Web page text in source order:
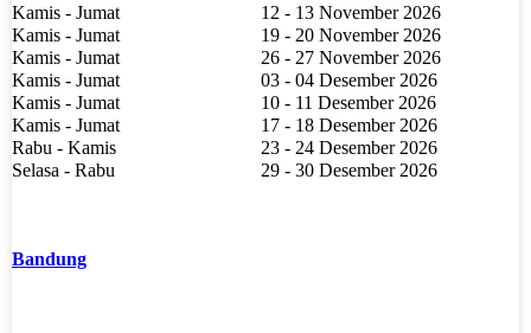
Kamis - Jumat
12 - 13 November 2026
Kamis - Jumat
19 - 20 November 2026
Kamis - Jumat
26 - 27 November 2026
Kamis - Jumat
03 - 04 Desember 2026
Kamis - Jumat
10 - 11 Desember 2026
Kamis - Jumat
17 - 18 Desember 2026
Rabu - Kamis
23 - 24 Desember 2026
Selasa - Rabu
29 - 30 Desember 2026
Bandung